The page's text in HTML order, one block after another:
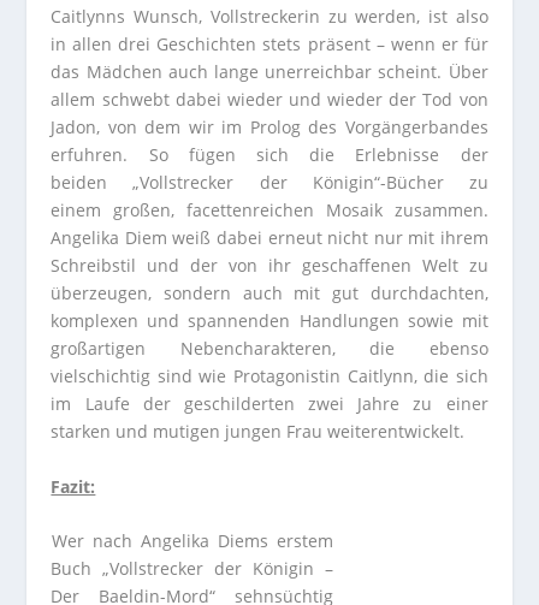
Caitlynns Wunsch, Vollstreckerin zu werden, ist also
in allen drei Geschichten stets präsent – wenn er für
das Mädchen auch lange unerreichbar scheint. Über
allem schwebt dabei wieder und wieder der Tod von
Jadon, von dem wir im Prolog des Vorgängerbandes
erfuhren. So fügen sich die Erlebnisse der
beiden „Vollstrecker der Königin“-Bücher zu
einem großen, facettenreichen Mosaik zusammen.
Angelika Diem weiß dabei erneut nicht nur mit ihrem
Schreibstil und der von ihr geschaffenen Welt zu
überzeugen, sondern auch mit gut durchdachten,
komplexen und spannenden Handlungen sowie mit
großartigen Nebencharakteren, die ebenso
vielschichtig sind wie Protagonistin Caitlynn, die sich
im Laufe der geschilderten zwei Jahre zu einer
starken und mutigen jungen Frau weiterentwickelt.
Fazit:
Wer nach Angelika Diems erstem
Buch „Vollstrecker der Königin –
Der Baeldin-Mord“ sehnsüchtig